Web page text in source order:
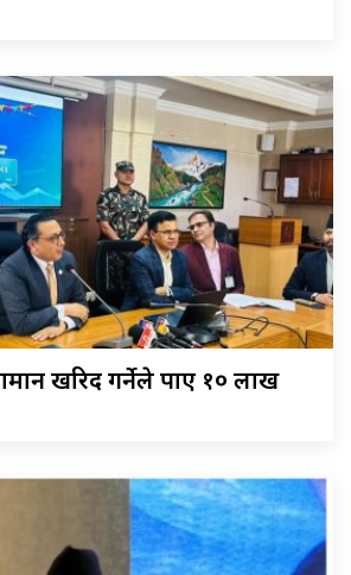
खरिद गर्नेले पाए १० लाख